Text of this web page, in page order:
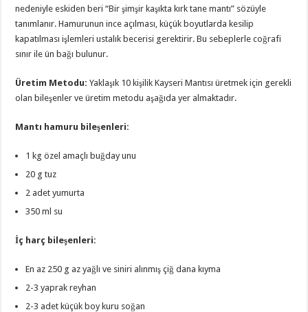
nedeniyle eskiden beri “Bir şimşir kaşıkta kırk tane mantı” sözüyle
tanımlanır. Hamurunun ince açılması, küçük boyutlarda kesilip
kapatılması işlemleri ustalık becerisi gerektirir. Bu sebeplerle coğrafi
sınır ile ün bağı bulunur.
Üretim Metodu: Yaklaşık 10 kişilik Kayseri Mantısı üretmek için gerekli
olan bileşenler ve üretim metodu aşağıda yer almaktadır.
Mantı hamuru bileşenleri:
1 kg özel amaçlı buğday unu
20 g tuz
2 adet yumurta
350 ml su
İç harç bileşenleri:
En az 250 g az yağlı ve siniri alınmış çiğ dana kıyma
2-3 yaprak reyhan
2-3 adet küçük boy kuru soğan